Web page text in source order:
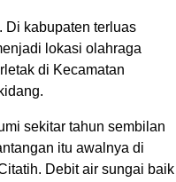
Di kabupaten terluas
lokasi olahraga
di Kecamatan
sekitar tahun sembilan
itu awalnya di
Debit air sungai baik